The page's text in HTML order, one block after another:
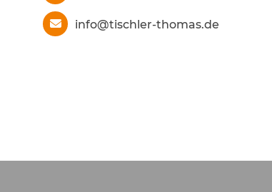
info@tischler-thomas.de